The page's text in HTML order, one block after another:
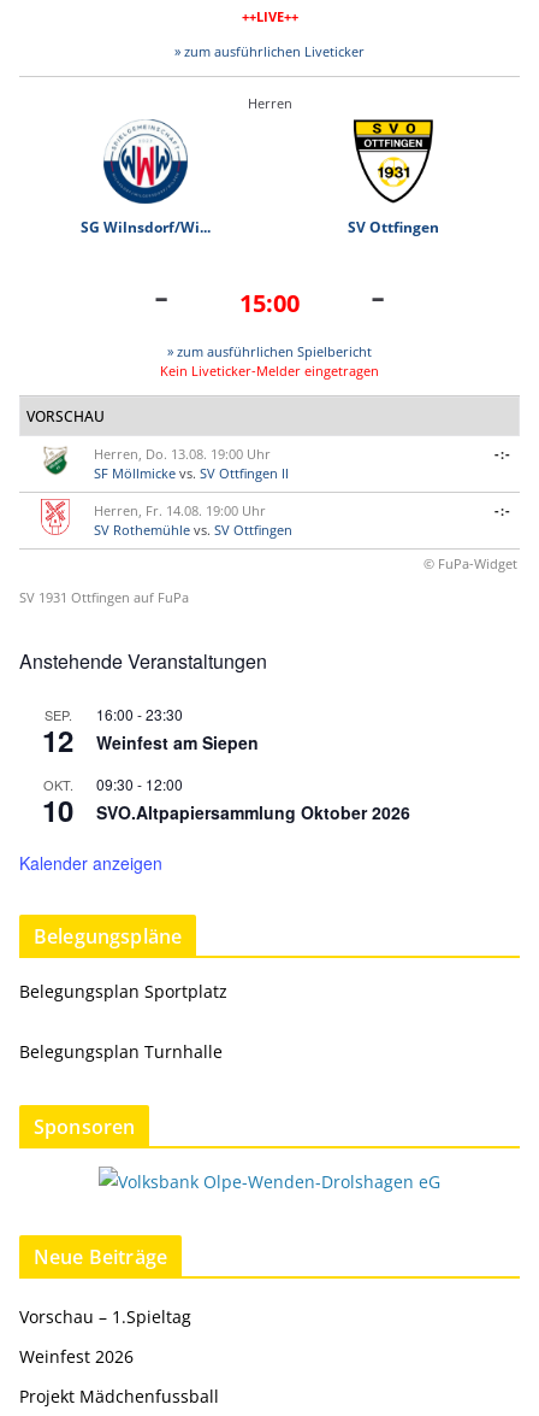
++LIVE++
» zum ausführlichen Liveticker
Herren
SG Wilnsdorf/Wi... SV Ottfingen
- 15:00 -
» zum ausführlichen Spielbericht
Kein Liveticker-Melder eingetragen
VORSCHAU
Herren, Do. 13.08. 19:00 Uhr
SF Möllmicke vs. SV Ottfingen II
-:-
Herren, Fr. 14.08. 19:00 Uhr
SV Rothemühle vs. SV Ottfingen
-:-
© FuPa-Widget
SV 1931 Ottfingen auf FuPa
Anstehende Veranstaltungen
SEP.
12
16:00 -23:30
Weinfest am Siepen
OKT.
10
09:30 - 12:00
SVO.Altpapiersammlung Oktober 2026
Kalender anzeigen
Belegungspläne
Belegungsplan Sportplatz
Belegungsplan Turnhalle
Sponsoren
Neue Beiträge
Vorschau – 1.Spieltag
Weinfest 2026
Projekt Mädchenfussball